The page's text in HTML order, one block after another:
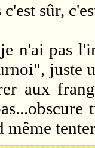
c'est sûr,
n'ai pas
juste
aux
même